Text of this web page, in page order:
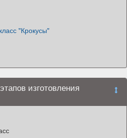
"Крокусы"
изготовления